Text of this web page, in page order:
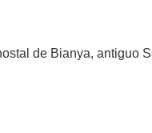
de Bianya, antiguo